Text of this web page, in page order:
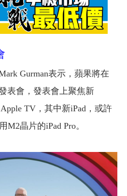
Gurman表示，蘋果將在
表會，發表會上聚焦新
TV，其中新iPad，或許
M2晶片的iPad Pro。